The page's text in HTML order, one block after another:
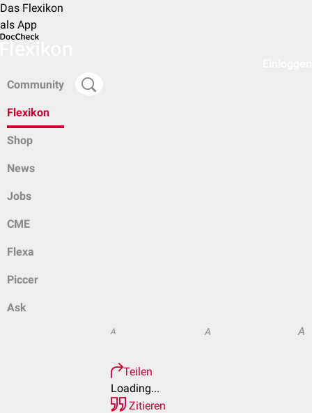
Das Flexikon
als App
Community
Flexikon
Shop
News
Jobs
CME
Flexa
Piccer
Ask
A A A
Teilen
Loading...
Zitieren